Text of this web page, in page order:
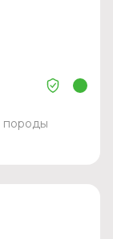
породы